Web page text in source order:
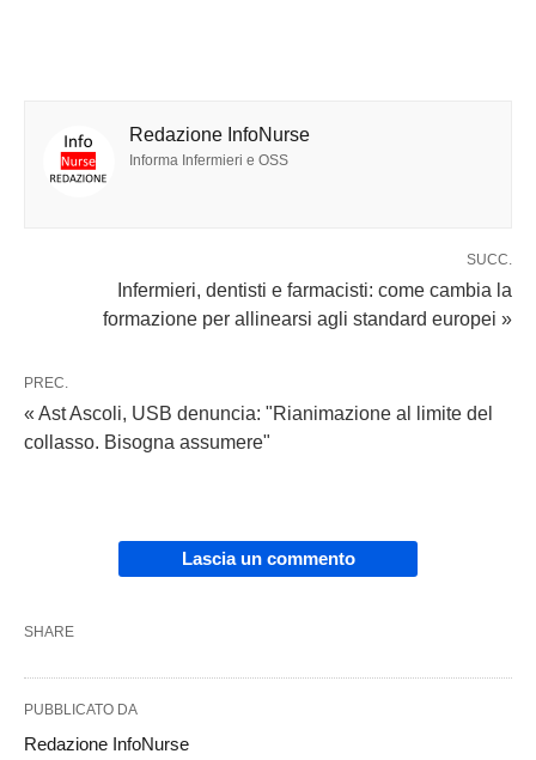
Redazione InfoNurse
Informa Infermieri e OSS
SUCC.
Infermieri, dentisti e farmacisti: come cambia la
formazione per allinearsi agli standard europei »
PREC.
« Ast Ascoli, USB denuncia: "Rianimazione al limite del
collasso. Bisogna assumere"
Lascia un commento
SHARE
PUBBLICATO DA
Redazione InfoNurse